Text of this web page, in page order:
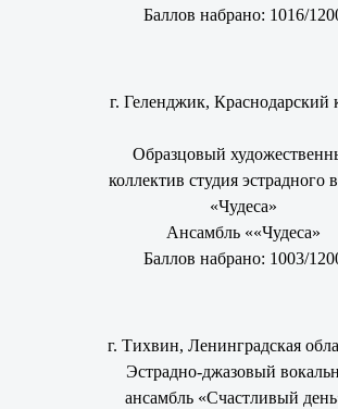
Баллов набрано: 1016/
г. Геленджик, Краснодарский
Образцовый
коллектив студия эстрадного
«Чудеса»
Ансамбль ««Чудеса»
Баллов набрано: 1003/
г. Тихвин, Ленинградская
Эстрадно-джазовый
ансамбль «Счастливый